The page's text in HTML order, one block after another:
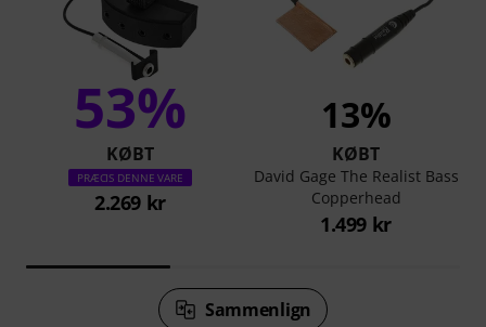
53%
KØBT
PRÆCIS DENNE VARE
2.269 kr
13%
KØBT
David Gage The Realist Bass
Copperhead
1.499 kr
Sammenlign